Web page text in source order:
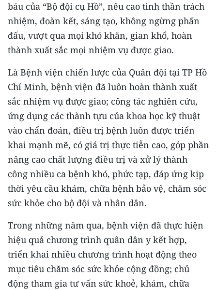
Media Kinh tế
Media Văn hóa
Media Pháp luật
Media Du lịch
Media Thế giới
Media Thể thao
Media Giáo dục
Media Y tế
Media Khoa học - Công nghệ
Media Môi trường
Ảnh
Infographic
báu của “Bộ đội cụ Hồ”, nêu cao tinh thần trách
nhiệm, đoàn kết, sáng tạo, không ngừng phấn
đấu, vượt qua mọi khó khăn, gian khổ, hoàn
thành xuất sắc mọi nhiệm vụ được giao.
Là Bệnh viện chiến lược của Quân đội tại TP Hồ
Chí Minh, bệnh viện đã luôn hoàn thành xuất
sắc nhiệm vụ được giao; công tác nghiên cứu,
ứng dụng các thành tựu của khoa học kỹ thuật
vào chẩn đoán, điều trị bệnh luôn được triển
khai mạnh mẽ, có giá trị thực tiễn cao, góp phần
nâng cao chất lượng điều trị và xử lý thành
công nhiều ca bệnh khó, phức tạp, đáp ứng kịp
thời yêu cầu khám, chữa bệnh bảo vệ, chăm sóc
sức khỏe cho bộ đội và nhân dân.
Trong những năm qua, bệnh viện đã thực hiện
hiệu quả chương trình quân dân y kết hợp,
triển khai nhiều chương trình hoạt động theo
mục tiêu chăm sóc sức khỏe cộng đồng; chủ
động tham gia tư vấn sức khoẻ, khám, chữa